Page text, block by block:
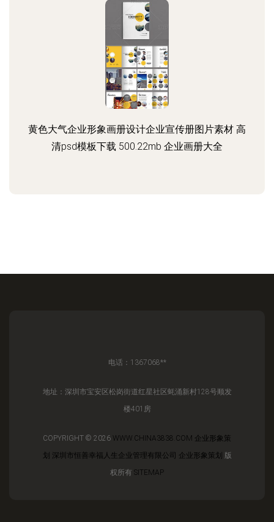
黄色大气企业形象画册设计企业宣传册图片素材 高
清psd模板下载 500.22mb 企业画册大全
电话：1367068**
地址：深圳市宝安区松岗街道红星社区蚝涌新村128号顺发
楼401房
COPYRIGHT © 2026 WWW.CHINA3838.COM 企业形象策
划 深圳市恒善幸福人生企业管理有限公司 企业形象策划 版
权所有 SITEMAP